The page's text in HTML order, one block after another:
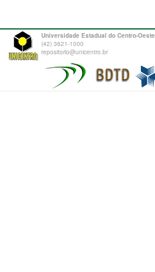
Universidade Estadual do Centro-Oeste
(42) 3621-1000
repositorio@unicentro.br